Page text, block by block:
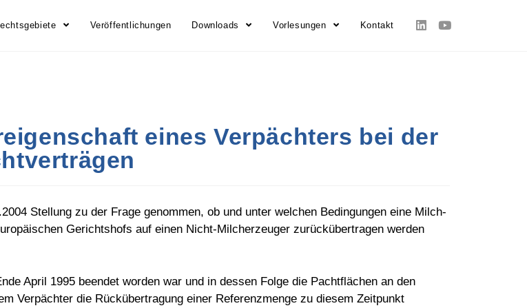
Veröffentlichungen Downloads Vorlesungen Kontakt
eines Verpächters bei der
Stellung zu der Frage genommen, ob und unter welchen Bedingungen eine Milch-
Gerichtshofs auf einen Nicht-Milcherzeuger zurückübertragen werden
April 1995 beendet worden war und in dessen Folge die Pachtflächen an den
Verpächter die Rückübertragung einer Referenzmenge zu diesem Zeitpunkt